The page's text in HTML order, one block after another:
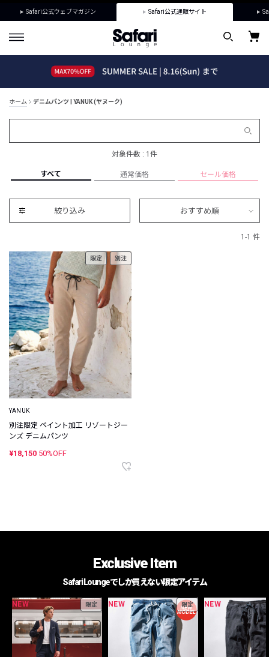
Safari公式ウェブマガジン Safari公式通販サイト
ホーム デニムパンツ | YANUK (ヤヌーク)
対象件数 : 1件
すべて 通常価格 セール価格
絞り込み おすすめ順
1-1 件
限定 別注
YANUK
別注限定 ペイント加工 リゾートジー
ンズ デニムパンツ
¥18,150 50%OFF
Exclusive Item
Safari Loungeでしか買えない限定アイテム
NEW 限定 NEW 限定 NEW